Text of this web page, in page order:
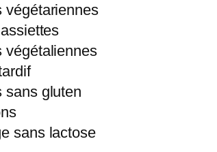
végétariennes
végétaliennes
sans gluten
sans lactose